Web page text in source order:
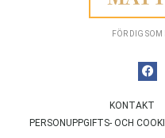
FÖR DIG
KONTAKT
PERSONUPPGIFTS- OCH